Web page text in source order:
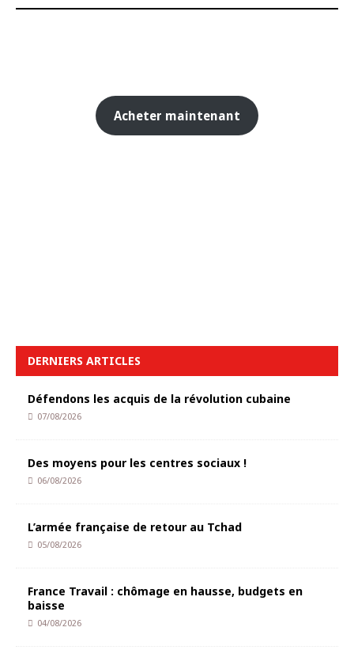
Acheter maintenant
DERNIERS ARTICLES
Défendons les acquis de la révolution cubaine
07/08/2026
Des moyens pour les centres sociaux !
06/08/2026
L’armée française de retour au Tchad
05/08/2026
France Travail : chômage en hausse, budgets en
baisse
04/08/2026